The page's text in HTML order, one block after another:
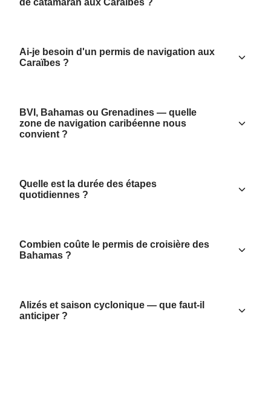
de catamaran aux Caraïbes ?
Ai-je besoin d'un permis de navigation aux
Caraïbes ?
BVI, Bahamas ou Grenadines — quelle
zone de navigation caribéenne nous
convient ?
Quelle est la durée des étapes
quotidiennes ?
Combien coûte le permis de croisière des
Bahamas ?
Alizés et saison cyclonique — que faut-il
anticiper ?